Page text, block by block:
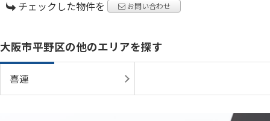
チェックした物件を お問い合わせ
大阪市平野区の他のエリアを探す
喜連